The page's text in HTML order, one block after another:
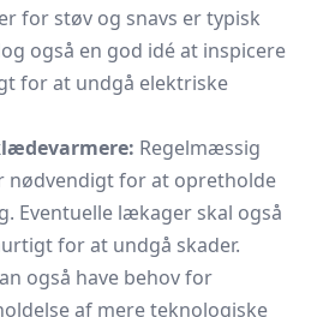
for støv og snavs er typisk
også en god idé at inspicere
for at undgå elektriske
Regelmæssig
nødvendigt for at opretholde
Eventuelle lækager skal også
for at undgå skader.
også have behov for
af mere teknologiske